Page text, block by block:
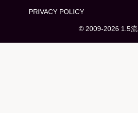
PRIVACY POLICY
© 2009-2026 1.5流.